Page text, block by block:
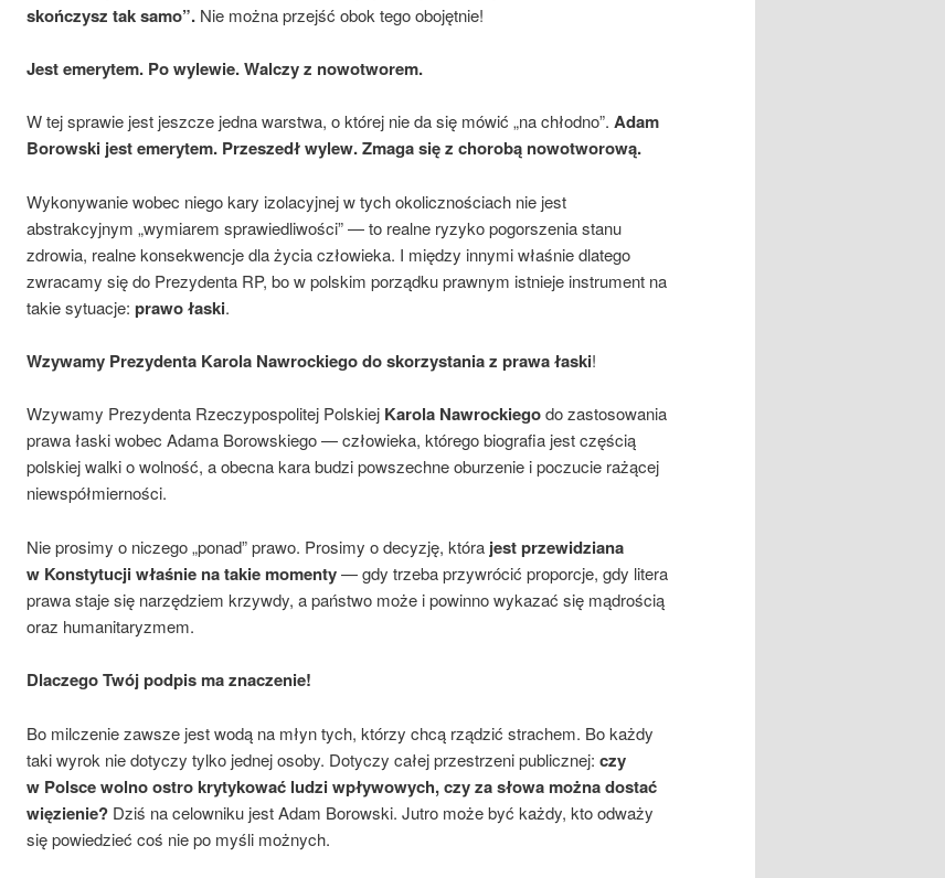
skończysz tak samo”. Nie można przejść obok tego obojętnie!
Jest emerytem. Po wylewie. Walczy z nowotworem.
W tej sprawie jest jeszcze jedna warstwa, o której nie da się mówić „na chłodno”. Adam
Borowski jest emerytem. Przeszedł wylew. Zmaga się z chorobą nowotworową.
Wykonywanie wobec niego kary izolacyjnej w tych okolicznościach nie jest
abstrakcyjnym „wymiarem sprawiedliwości” — to realne ryzyko pogorszenia stanu
zdrowia, realne konsekwencje dla życia człowieka. I między innymi właśnie dlatego
zwracamy się do Prezydenta RP, bo w polskim porządku prawnym istnieje instrument na
takie sytuacje: prawo łaski.
Wzywamy Prezydenta Karola Nawrockiego do skorzystania z prawa łaski!
Wzywamy Prezydenta Rzeczypospolitej Polskiej Karola Nawrockiegodo zastosowania
prawa łaski wobec Adama Borowskiego — człowieka, którego biografia jest częścią
polskiej walki o wolność, a obecna kara budzi powszechne oburzenie i poczucie rażącej
niewspółmierności.
Nie prosimy o niczego „ponad” prawo. Prosimy o decyzję, która jest przewidziana
w Konstytucji właśnie na takie momenty— gdy trzeba przywrócić proporcje, gdy litera
prawa staje się narzędziem krzywdy, a państwo może i powinno wykazać się mądrością
oraz humanitaryzmem.
Dlaczego Twój podpis ma znaczenie!
Bo milczenie zawsze jest wodą na młyn tych, którzy chcą rządzić strachem. Bo każdy
taki wyrok nie dotyczy tylko jednej osoby. Dotyczy całej przestrzeni publicznej: czy
w Polsce wolno ostro krytykować ludzi wpływowych, czy za słowa można dostać
więzienie? Dziś na celowniku jest Adam Borowski. Jutro może być każdy, kto odważy
się powiedzieć coś nie po myśli możnych.